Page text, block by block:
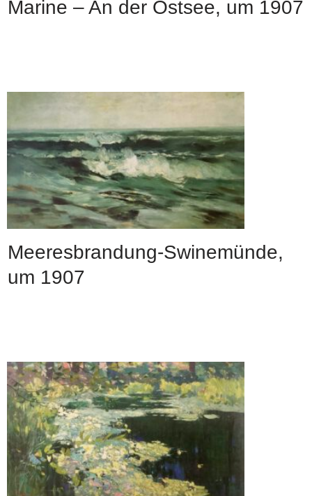
Marine – An der Ostsee, um 1907
Meeresbrandung-Swinemünde,
um 1907